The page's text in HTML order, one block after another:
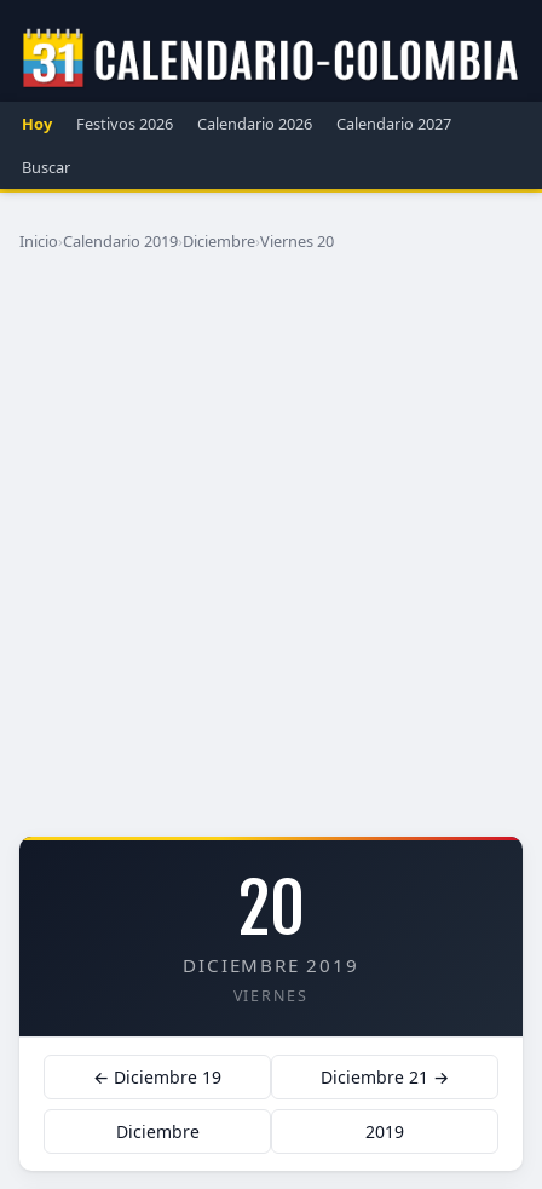
Hoy Festivos 2026 Calendario 2026
Calendario 2027
Buscar
Inicio›Calendario 2019›Diciembre›Viernes 20
20
DICIEMBRE 2019
VIERNES
← Diciembre 19 Diciembre 21 →
Diciembre 2019